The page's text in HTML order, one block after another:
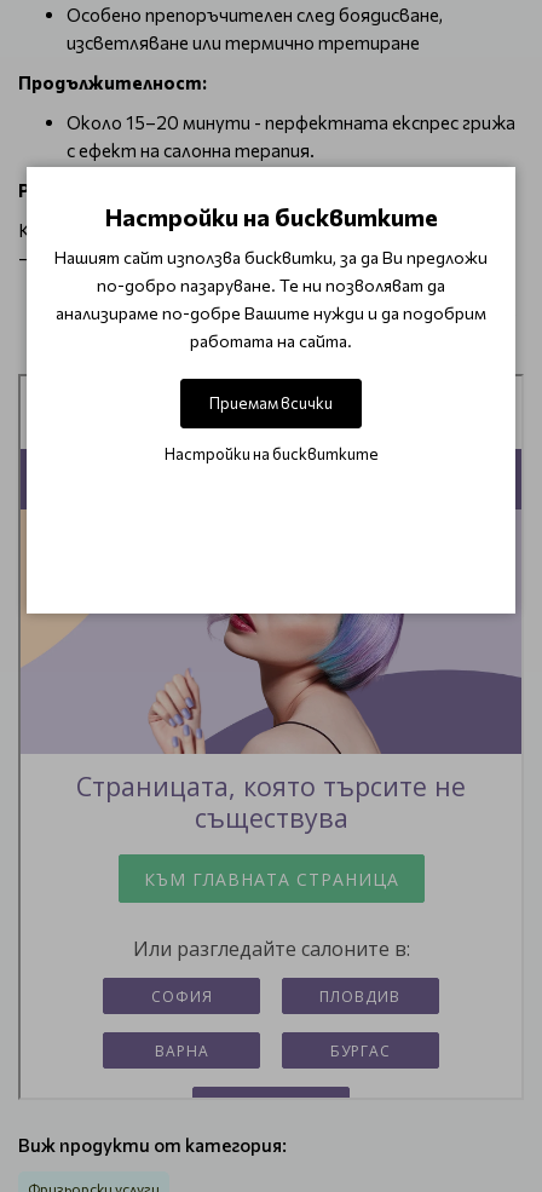
Особено препоръчителен след боядисване,
изсветляване или термично третиране
Продължителност:
Около 15–20 минути - перфектната експрес грижа
с ефект на салонна терапия.
Резултат:
Косата е здравословно сияйна, лека и изпълнена с живот
– сякаш след луксозен спа ритуал, но само за минути.
Запази своя час от тук
⬇
Виж продукти от категория:
Фризьорски услуги
Настройки на бисквитките
Нашият сайт използва бисквитки, за да Ви предложи
по-добро пазаруване. Те ни позволяват да
анализираме по-добре Вашите нужди и да подобрим
работата на сайта.
Приемам всички
Настройки на бисквитките